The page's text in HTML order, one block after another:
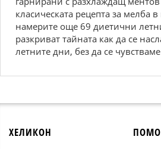
класическата рецепта за мелба
намерите още 69 диетични
разкриват тайната как да се
летните дни, без да се
ХЕЛИКОН